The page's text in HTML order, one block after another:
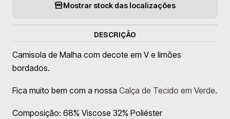
Mostrar stock das localizações
DESCRIÇÃO
Camisola de Malha com decote em V e limões
bordados.
Fica muito bem com a nossa Calça de Tecido em Verde.
Composição: 68% Viscose 32% Poliéster